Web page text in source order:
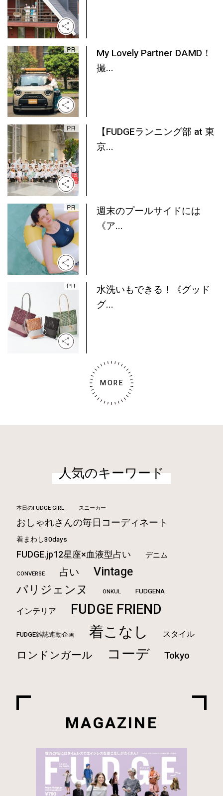
My Lovely Partner DAMD！
撮...
【FUDGEランニング部 at 東
京...
週末のプールサイドには
《ア...
水洗いもできる！《グッド
グ...
MORE
人気のキーワード
本日のFUDGE GIRL スニーカー
おしゃれさんの毎日コーディネート
着まわし30days
FUDGE.jp12星座×血液型占い デニム
CONVERSE 占い Vintage
パリジェンヌ ONKUL FUDGENA
インテリア FUDGE FRIEND
FUDGE雑誌連動企画 着こなし スタイル
ロンドンガール コーデ Tokyo
MAGAZINE